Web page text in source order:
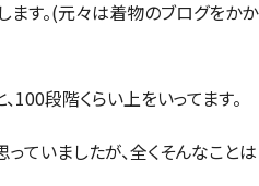
ます。(元々は着物のブログをかか
段階くらい上をいってます。
ていましたが、全くそんなことは